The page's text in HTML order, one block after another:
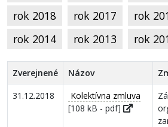
rok 2018
rok 2017 rok
rok 2014
rok 2013 rok
Zverejnené Názov
31.12.2018
Kolektívna zmluva
[108 kB - pdf]